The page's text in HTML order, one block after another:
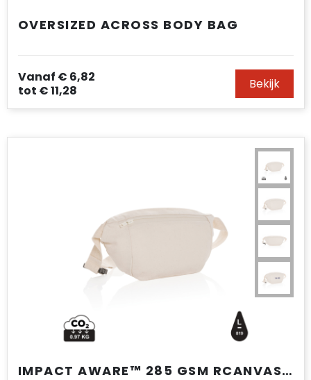
OVERSIZED ACROSS BODY BAG
Vanaf € 6,82
tot € 11,28 Bekijk
IMPACT AWARE™ 285 GSM RCANVAS HEUPTAS ONGEVERFD